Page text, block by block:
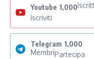
Youtube 1,000
Iscriviti
Telegram 1,000
MembriPartecipa